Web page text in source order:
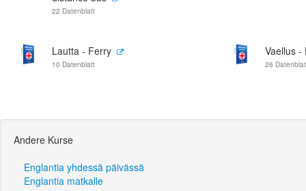
22 Datenblatt
Lautta - Ferry
10 Datenblatt
Vaellus -
26
Andere Kurse
Englantia yhdessä päivässä
Englantia matkalle